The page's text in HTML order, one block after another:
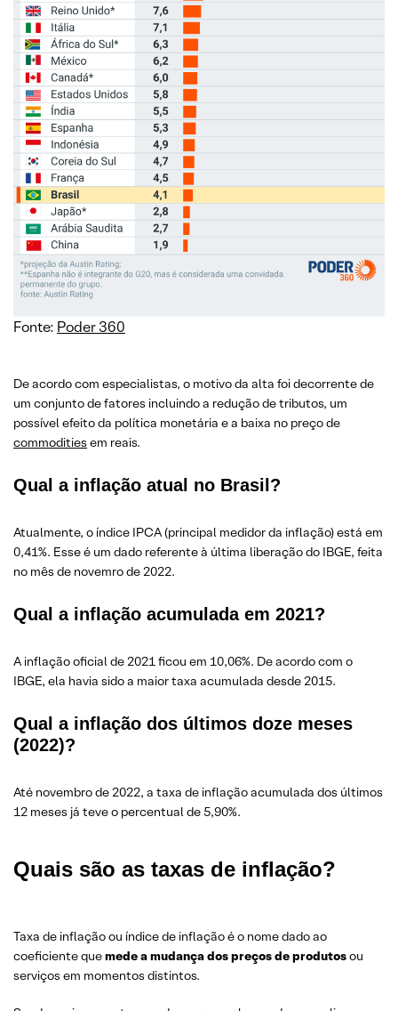
Fonte: Poder 360
De acordo com especialistas, o motivo da alta foi decorrente de
um conjunto de fatores incluindo a redução de tributos, um
possível efeito da política monetária e a baixa no preço de
commodities em reais.
Qual a inflação atual no Brasil?
Atualmente, o índice IPCA (principal medidor da inflação) está em
0,41%. Esse é um dado referente à última liberação do IBGE, feita
no mês de novemro de 2022.
Qual a inflação acumulada em 2021?
A inflação oficial de 2021 ficou em 10,06%. De acordo com o
IBGE, ela havia sido a maior taxa acumulada desde 2015.
Qual a inflação dos últimos doze meses
(2022)?
Até novembro de 2022, a taxa de inflação acumulada dos últimos
12 meses já teve o percentual de 5,90%.
Quais são as taxas de inflação?
Taxa de inflação ou índice de inflação é o nome dado ao
coeficiente quemede a mudança dos preços de produtosou
serviços em momentos distintos.